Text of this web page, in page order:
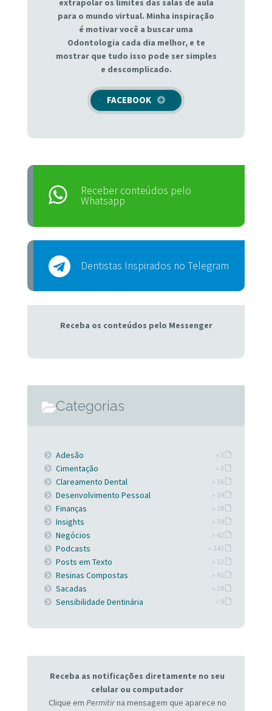
extrapolar os limites das salas de aula
para o mundo virtual. Minha inspiração
é motivar você a buscar uma
Odontologia cada dia melhor, e te
mostrar que tudo isso pode ser simples
e descomplicado.
FACEBOOK
Receber conteúdos pelo
Whatsapp
Dentistas Inspirados no Telegram
Receba os conteúdos pelo Messenger
Categorias
Adesão » 3
Cimentação » 3
Clareamento Dental » 16
Desenvolvimento Pessoal » 54
Finanças » 18
Insights » 39
Negócios » 42
Podcasts » 143
Posts em Texto » 12
Resinas Compostas » 91
Sacadas » 29
Sensibilidade Dentinária » 9
Receba as notificações diretamente no seu
celular ou computador
Clique em Permitirna mensagem que aparece no